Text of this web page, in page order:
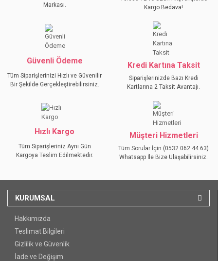
Ürün açıklamasında eksik bilgiler bulunuyor.
Ürün fiyatı diğer sitelerden daha pahalı.
Bu ürüne benzer farklı alternatifler olmalı.
Markası.
Kargo Bedava!
Güvenli Ödeme
Tüm Siparişlerinizi Hızlı ve Güvenilir
Bir Şekilde Gerçekleştirebilirsiniz.
Kredi Kartına Taksit
Siparişlerinizde Bazı Kredi
Kartlarına 2 Taksit Avantajı.
Hızlı Kargo
Tüm Siparişleriniz Aynı Gün
Kargoya Teslim Edilmektedir.
Müşteri Hizmetleri
Tüm Sorular İçin (0532 062 44 63)
Whatsapp İle Bize Ulaşabilirsiniz.
KURUMSAL
Hakkımızda
Teslimat Bilgileri
Gizlilik ve Güvenlik
İade ve Değişim